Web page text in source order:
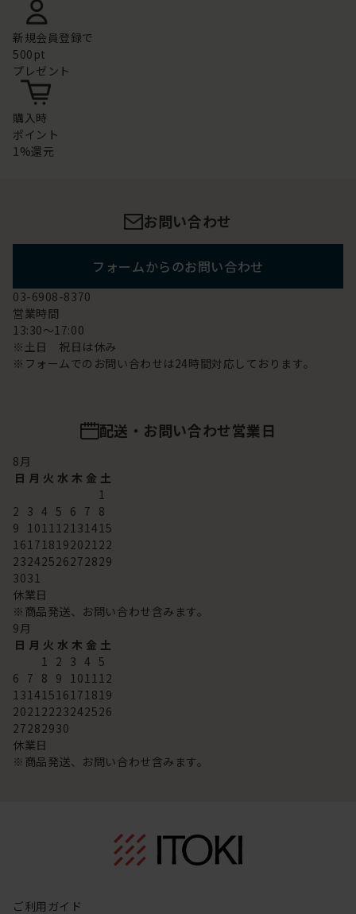
新規会員登録で
500pt
プレゼント
購入時
ポイント
1%還元
お問い合わせ
フォームからのお問い合わせ
03-6908-8370
営業時間
13:30～17:00
※土日 祝日は休み
※フォームでのお問い合わせは24時間対応しております。
配送・お問い合わせ営業日
8月
日 月 火 水 木 金 土
1
2 3 4 5 6 7 8
9 101112131415
16171819202122
23242526272829
3031
休業日
※商品発送、お問い合わせ含みます。
9月
日 月 火 水 木 金 土
1 2 3 4 5
6 7 8 9 101112
13141516171819
20212223242526
27282930
休業日
※商品発送、お問い合わせ含みます。
ご利用ガイド